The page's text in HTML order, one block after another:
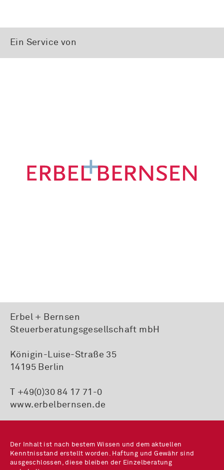
Ein Service von
Erbel + Bernsen
Steuerberatungsgesellschaft mbH
Königin-Luise-Straße 35
14195 Berlin
T +49(0)30 84 17 71-0
www.erbelbernsen.de
Der Inhalt ist nach bestem Wissen und dem aktuellen
Kenntnisstand erstellt worden. Haftung und Gewähr sind
ausgeschlossen, diese bleiben der Einzelberatung